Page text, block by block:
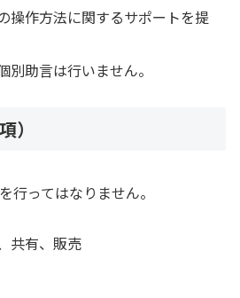
操作方法に関するサポートを提
別助言は行いません。
）
行ってはなりません。
共有、販売